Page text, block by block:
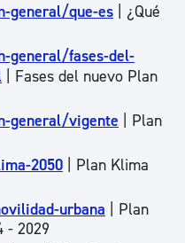
general/que-es | ¿Qué
general/fases-del-
| Fases del nuevo Plan
general/vigente | Plan
2050 | Plan Klima
urbana | Plan
- 2029